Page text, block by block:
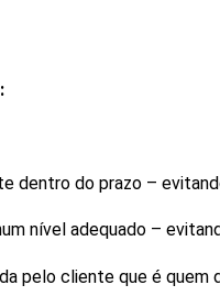
dentro do prazo –
nível adequado –
pelo cliente que é quem